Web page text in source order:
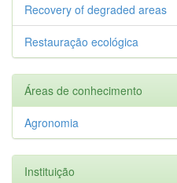
Recovery of degraded areas
Restauração ecológica
Áreas de conhecimento
Agronomia
Instituição